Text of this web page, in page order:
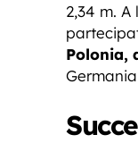
2,34 m.
Polonia,